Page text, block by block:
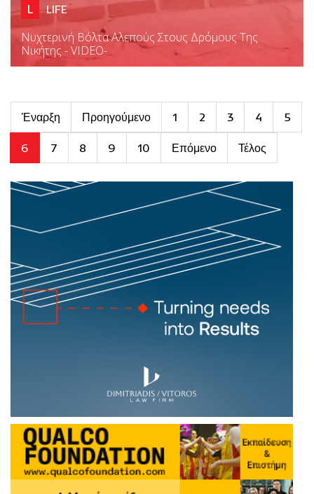
L LIFE
Νυχτερινή Βόλτα Αλεπούς Στους Δρόμους Της
Νικήτης - VIDEO-
Έναρξη Προηγούμενο 1 2 3 4 5
6 7 8 9 10 Επόμενο Τέλος